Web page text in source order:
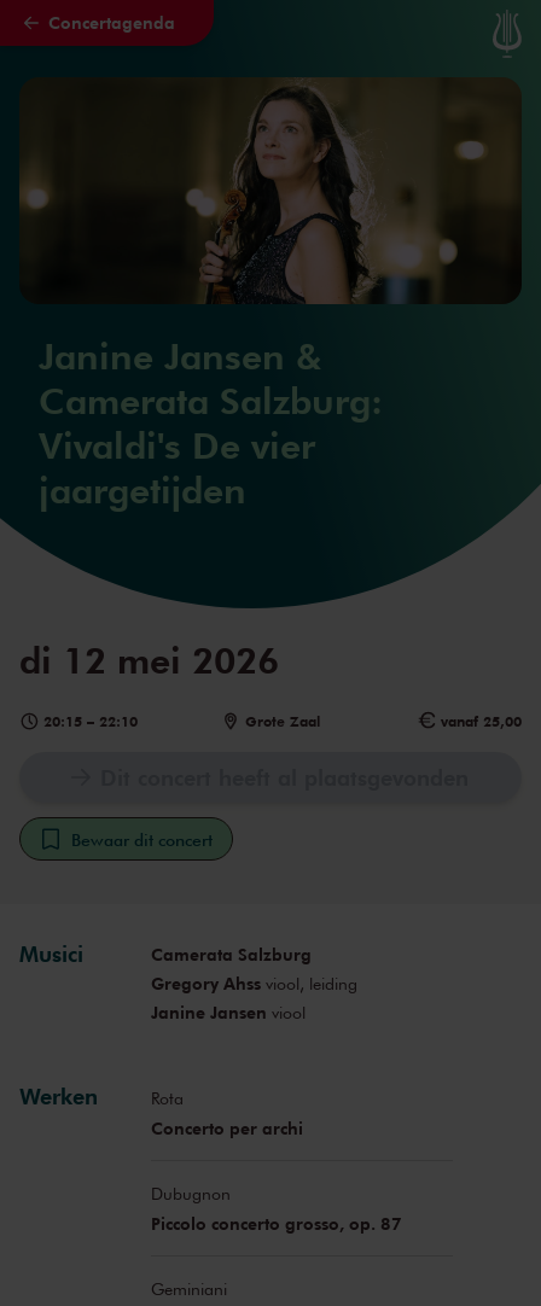
Naar hoofdcontent
Concertagenda
Janine Jansen &
Camerata Salzburg:
Vivaldi's De vier
jaargetijden
di 12 mei 2026
20:15 – 22:10 Grote Zaal vanaf 25,00
Bewaar dit concert
Musici
Camerata Salzburg
Gregory Ahssviool, leiding
Janine Jansen viool
Werken Rota
Concerto per archi
Dubugnon
Piccolo concerto grosso, op. 87
Geminiani